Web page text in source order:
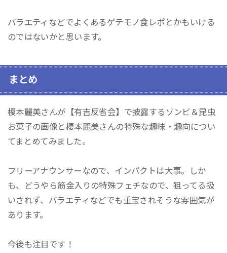
バラエティなどでよくあるゲテモノ食レポとかもいける
のではないかと思います。
まとめ
榎本麗美さんが【有吉反省会】で披露するゾンビ＆昆虫
お菓子の画像と榎本麗美さんの特殊な趣味・趣向につい
てまとめてみました。
フリーアナウンサーなので、インパクトは大事。しか
も、どうやら筋金入りの特殊フェチなので、狙ってる扱
いされず、バラエティなどでも重宝されそうな雰囲気が
あります。
今後も注目です！